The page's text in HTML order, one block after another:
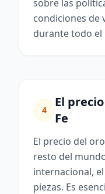
sobre las
condiciones de
durante todo el
4
El
Fe
El precio del
resto del
internacional,
piezas. Es